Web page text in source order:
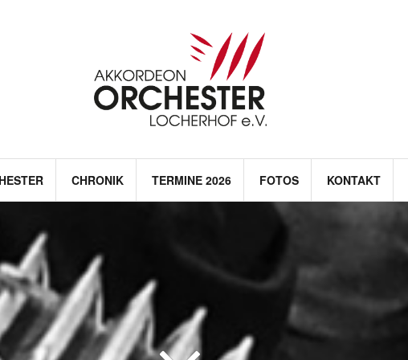
CHRONIK TERMINE 2026 FOTOS KONTAKT